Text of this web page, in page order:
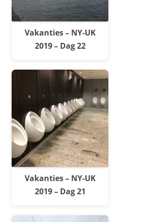
Vakanties – NY-UK
2019 – Dag 22
Vakanties – NY-UK
2019 – Dag 21